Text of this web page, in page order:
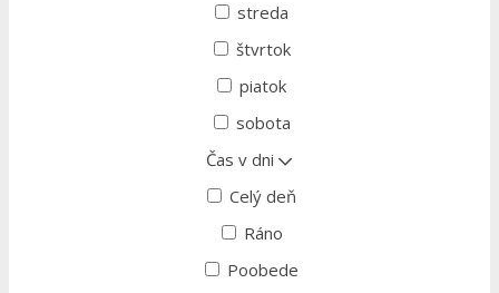
streda
štvrtok
piatok
sobota
Čas v dni
Celý deň
Ráno
Poobede